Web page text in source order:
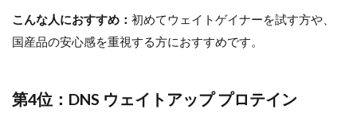
こんな人におすすめ： 初めてウェイトゲイナーを試す方や、
国産品の安心感を重視する方におすすめです。
第4位：DNS ウェイトアップ プロテイン